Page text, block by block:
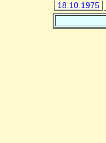
18.10.1975